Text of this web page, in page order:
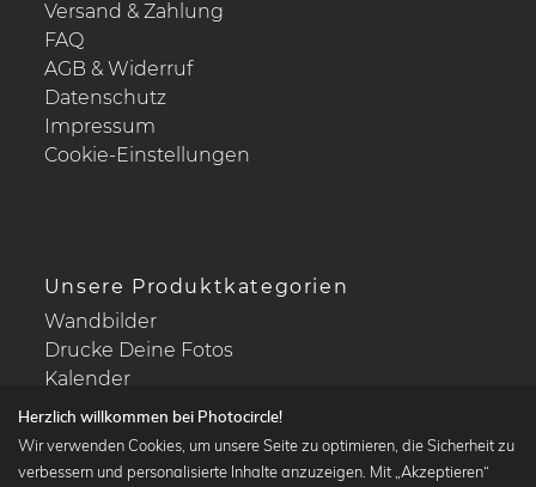
Versand & Zahlung
FAQ
AGB & Widerruf
Datenschutz
Impressum
Cookie-Einstellungen
Unsere Produktkategorien
Wandbilder
Drucke Deine Fotos
Kalender
Herzlich willkommen bei Photocircle!
Wir verwenden Cookies, um unsere Seite zu optimieren, die Sicherheit zu
verbessern und personalisierte Inhalte anzuzeigen. Mit „Akzeptieren“